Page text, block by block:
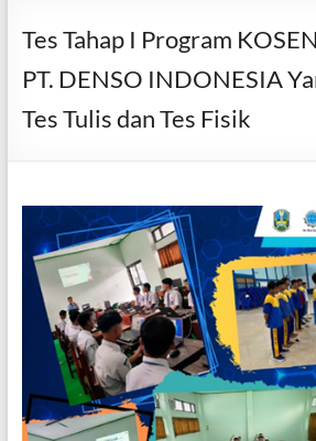
Tes Tahap I Program
PT. DENSO INDONESIA
Tes Tulis dan Tes Fisik